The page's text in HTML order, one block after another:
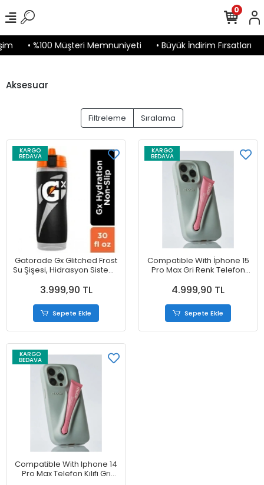
• %100 Müşteri Memnuniyeti • Büyük İndirim Fırsatları
0
Aksesuar
Filtreleme Sıralama
KARGO
BEDAVA
Gatorade Gx Glitched Frost
Su Şişesi, Hidrasyon Sistemi,
3.999,90 TL
Sepete Ekle
KARGO
BEDAVA
Compatible With İphone 15
Pro Max Gri Renk Telefon
4.999,90 TL
Sepete Ekle
KARGO
BEDAVA
Compatible With Iphone 14
Pro Max Telefon Kılıfı Grı